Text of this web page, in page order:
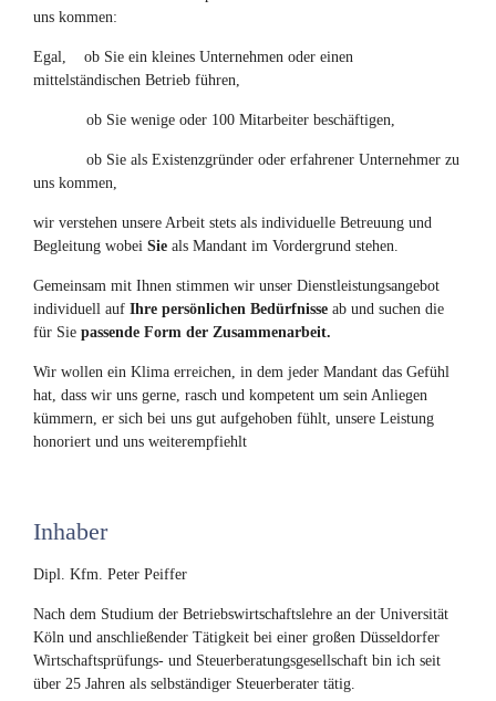
uns kommen:
Egal, ob Sie ein kleines Unternehmen oder einen
mittelständischen Betrieb führen,
ob Sie wenige oder 100 Mitarbeiter beschäftigen,
ob Sie als Existenzgründer oder erfahrener Unternehmer zu
uns kommen,
wir verstehen unsere Arbeit stets als individuelle Betreuung und
Begleitung wobei Sie als Mandant im Vordergrund stehen.
Gemeinsam mit Ihnen stimmen wir unser Dienstleistungsangebot
individuell auf Ihre persönlichen Bedürfnisse ab und suchen die
für Sie passende Form der Zusammenarbeit.
Wir wollen ein Klima erreichen, in dem jeder Mandant das Gefühl
hat, dass wir uns gerne, rasch und kompetent um sein Anliegen
kümmern, er sich bei uns gut aufgehoben fühlt, unsere Leistung
honoriert und uns weiterempfiehlt
Inhaber
Dipl. Kfm. Peter Peiffer
Nach dem Studium der Betriebswirtschaftslehre an der Universität
Köln und anschließender Tätigkeit bei einer großen Düsseldorfer
Wirtschaftsprüfungs- und Steuerberatungsgesellschaft bin ich seit
über 25 Jahren als selbständiger Steuerberater tätig.